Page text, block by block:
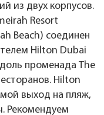
из двух корпусов.
Resort
Beach) соединен
Hilton Dubai
променада The
Hilton
выход на пляж,
Рекомендуем